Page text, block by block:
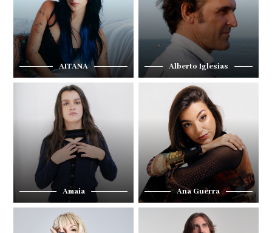
AITANA Alberto Iglesias
Amaia Ana Guerra